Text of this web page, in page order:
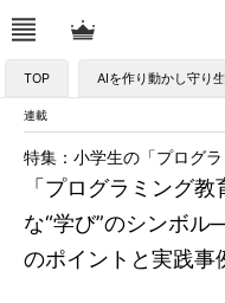
TOP AIを作り動かし守り
連載
「プログラミング
な“学び”のシンボ
のポイントと実践事
特集：小学生の「プログ